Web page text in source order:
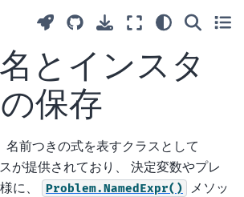
とインスタ
保存
前つきの式を表すクラスとして
が提供されており、 決定変数やプレ
に、
Problem.NamedExpr()
メソッ